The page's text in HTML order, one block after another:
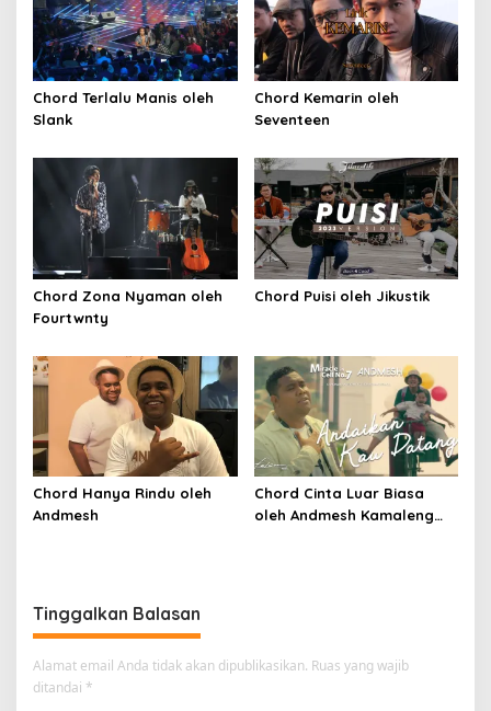
Chord Terlalu Manis oleh
Slank
Chord Kemarin oleh
Seventeen
Chord Zona Nyaman oleh
Fourtwnty
Chord Puisi oleh Jikustik
Chord Hanya Rindu oleh
Andmesh
Chord Cinta Luar Biasa
oleh Andmesh Kamaleng
Tinggalkan Balasan
Alamat email Anda tidak akan dipublikasikan. Ruas yang wajib
ditandai *